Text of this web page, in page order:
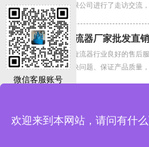
有限公司进行了走访交流
研发和推广上的合作关系
为煤炭、矿山等行业用户
备…
22
2023-02
在旋流器行业良好的售后
解决问题、保证产品质量
微信客服账号
欢迎来到本网站，请问有什